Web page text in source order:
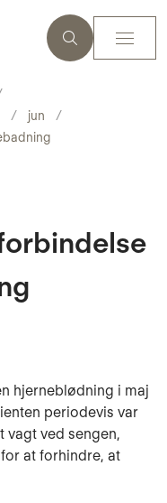
jun
hjerneblødning i maj
periodevis var
vagt ved sengen,
at forhindre, at